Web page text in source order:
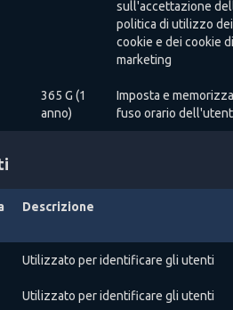
sull'accettazione
politica di utilizzo dei
cookie e dei cookie di
marketing
365 G (1
anno)
Imposta e
fuso orario
Descrizione
Utilizzato per identificare gli utenti
Utilizzato per identificare gli utenti